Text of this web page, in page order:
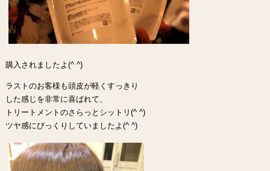
購入されましたよ(^ ^)
ラストのお客様も頭皮が軽くすっきり
した感じを非常に喜ばれて、
トリートメントのさらっとシットリ(^ ^)
ツヤ感にびっくりしていましたよ(^ ^)